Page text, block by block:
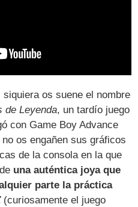
os suene el nombre
de Leyenda, un tardío juego
con Game Boy Advance
os engañen sus gráficos
de la consola en la que
una auténtica joya que
parte la práctica
(curiosamente el juego